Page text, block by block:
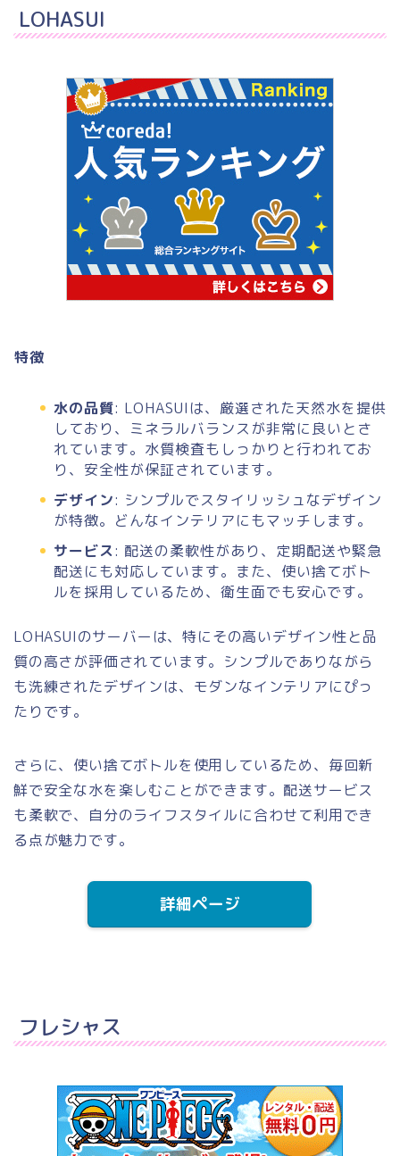
LOHASUI
特徴
水の品質: LOHASUIは、厳選された天然水を提供
しており、ミネラルバランスが非常に良いとさ
れています。水質検査もしっかりと行われてお
り、安全性が保証されています。
デザイン: シンプルでスタイリッシュなデザイン
が特徴。どんなインテリアにもマッチします。
サービス: 配送の柔軟性があり、定期配送や緊急
配送にも対応しています。また、使い捨てボト
ルを採用しているため、衛生面でも安心です。
LOHASUIのサーバーは、特にその高いデザイン性と品
質の高さが評価されています。シンプルでありながら
も洗練されたデザインは、モダンなインテリアにぴっ
たりです。
さらに、使い捨てボトルを使用しているため、毎回新
鮮で安全な水を楽しむことができます。配送サービス
も柔軟で、自分のライフスタイルに合わせて利用でき
る点が魅力です。
詳細ページ
フレシャス